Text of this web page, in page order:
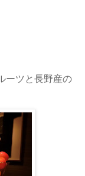
ーツと長野産の